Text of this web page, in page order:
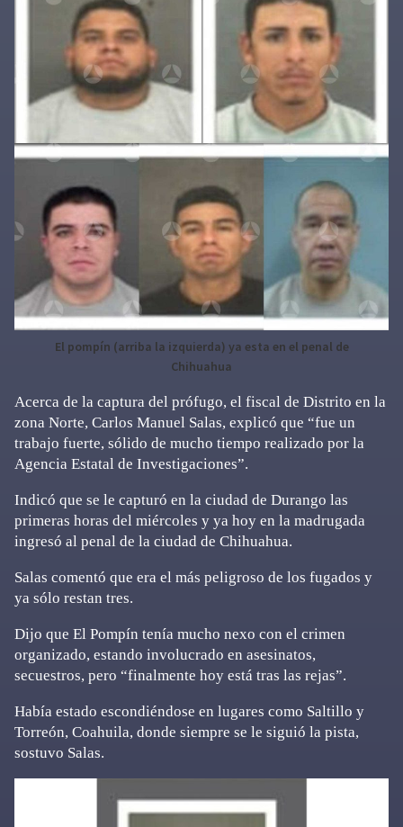
El pompín (arriba la izquierda) ya esta en el penal de
Chihuahua
Acerca de la captura del prófugo, el fiscal de Distrito en la
zona Norte, Carlos Manuel Salas, explicó que “fue un
trabajo fuerte, sólido de mucho tiempo realizado por la
Agencia Estatal de Investigaciones”.
Indicó que se le capturó en la ciudad de Durango las
primeras horas del miércoles y ya hoy en la madrugada
ingresó al penal de la ciudad de Chihuahua.
Salas comentó que era el más peligroso de los fugados y
ya sólo restan tres.
Dijo que El Pompín tenía mucho nexo con el crimen
organizado, estando involucrado en asesinatos,
secuestros, pero “finalmente hoy está tras las rejas”.
Había estado escondiéndose en lugares como Saltillo y
Torreón, Coahuila, donde siempre se le siguió la pista,
sostuvo Salas.